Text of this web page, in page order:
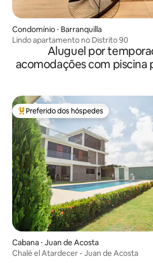
Condomínio ⋅ Barranquilla
Lindo apartamento no Distrito 90
Aluguel por
acomodações com piscina
Entre os melhores preferidos dos
Preferido dos hóspedes
Cabana ⋅ Juan de Acosta
Chalé el Atardecer - Juan de Acosta